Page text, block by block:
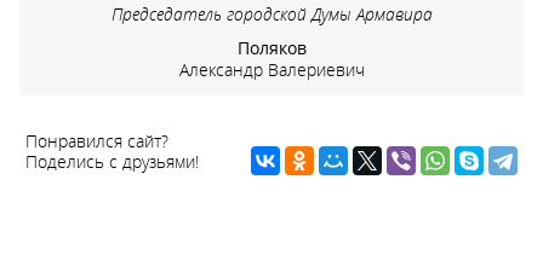
Председатель городской Думы Армавира
Поляков
Александр Валериевич
Понравился сайт?
Поделись с друзьями!